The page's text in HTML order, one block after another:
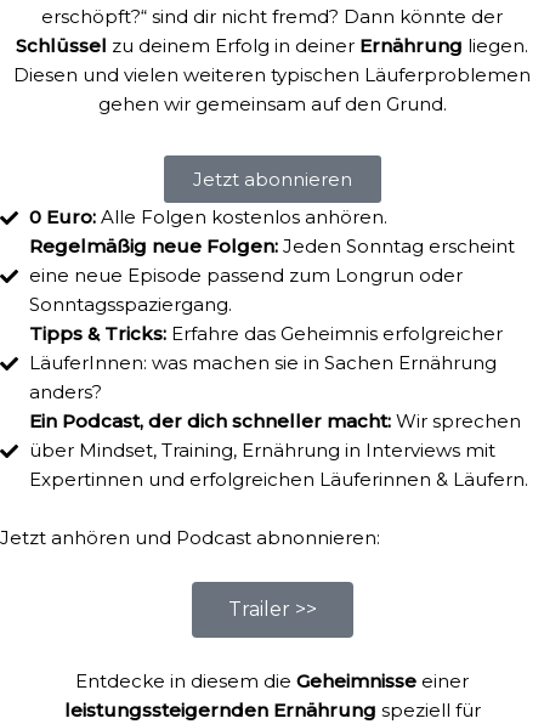
erschöpft?“ sind dir nicht fremd? Dann könnte der
Schlüssel zu deinem Erfolg in deiner Ernährung liegen.
Diesen und vielen weiteren typischen Läuferproblemen
gehen wir gemeinsam auf den Grund.
Jetzt abonnieren
0 Euro:Alle Folgen kostenlos anhören.
Regelmäßig neue Folgen:Jeden Sonntag erscheint
eine neue Episode passend zum Longrun oder
Sonntagsspaziergang.
Tipps & Tricks:Erfahre das Geheimnis erfolgreicher
LäuferInnen: was machen sie in Sachen Ernährung
anders?
Ein Podcast, der dich schneller macht:Wir sprechen
über Mindset, Training, Ernährung in Interviews mit
Expertinnen und erfolgreichen Läuferinnen & Läufern.
Jetzt anhören und Podcast abnonnieren:
Trailer >>
Entdecke in diesem die Geheimnisse einer
leistungssteigernden Ernährung speziell für